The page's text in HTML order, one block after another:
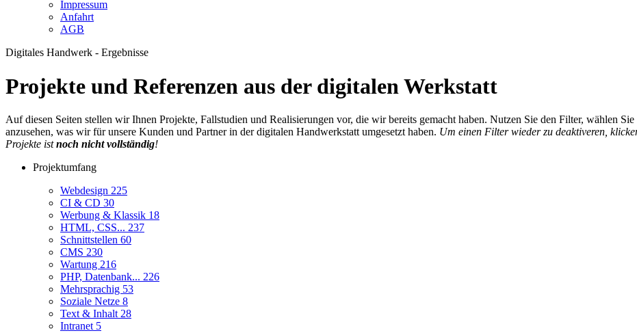
Impressum
Anfahrt
AGB
Digitales Handwerk - Ergebnisse
Projekte und Referenzen aus der digitalen Werkstatt
Auf diesen Seiten stellen wir Ihnen Projekte, Fallstudien und Realisierungen vor, die wir bereits gemacht haben. Nutzen Sie den Filter, wählen
anzusehen, was wir für unsere Kunden und Partner in der digitalen Handwerkstatt umgesetzt haben. Um einen Filter wieder zu deaktiveren,
Projekte istnoch nicht vollständig!
Projektumfang
Webdesign 225
CI & CD 30
Werbung & Klassik 18
HTML, CSS... 237
Schnittstellen 60
CMS 230
Wartung 216
PHP, Datenbank... 226
Mehrsprachig 53
Soziale Netze 8
Text & Inhalt 28
Intranet 5